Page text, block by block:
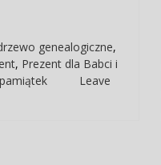
genealogiczne,
, Prezent dla Babci i
Leave